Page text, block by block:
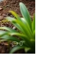
0